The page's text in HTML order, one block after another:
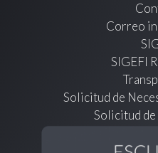
Correo
SIGEFI
Solicitud de
Solicitud